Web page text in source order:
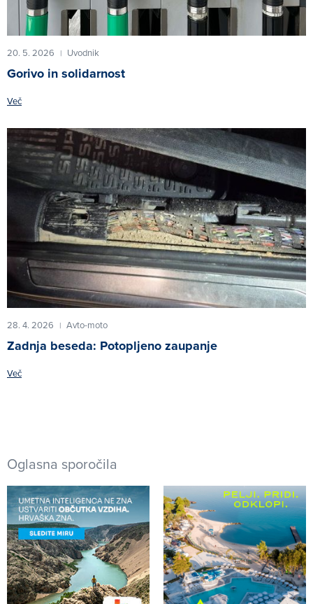
20. 5. 2026 | Uvodnik
Gorivo in solidarnost
Več
28. 4. 2026 | Avto-moto
Zadnja beseda: Potopljeno zaupanje
Več
Oglasna sporočila